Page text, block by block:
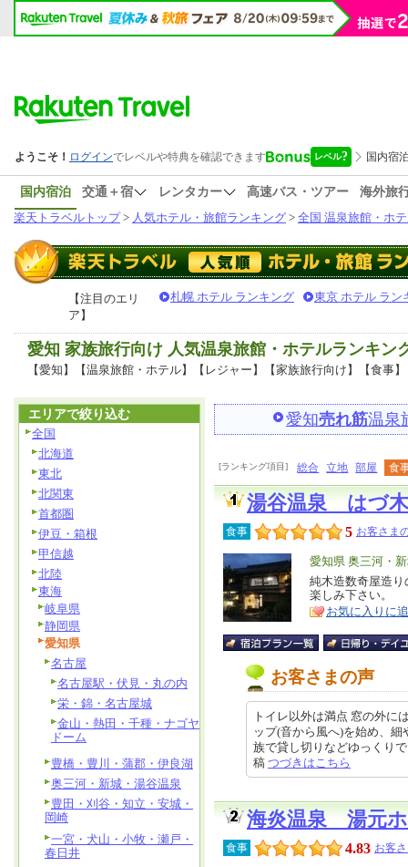
国内宿泊 交通＋宿 レンタカー 高速バス・ツアー
海外旅
楽天トラベルトップ> 人気ホテル・旅館ランキング > 全国 温泉旅館・ホ
【注目のエリ
ア】
札幌 ホテル ランキング 東京 ホテル ラン
愛知 家族旅行向け 人気温泉旅館・ホテルランキン
【愛知】【温泉旅館・ホテル】【レジャー】【家族旅行向け】【食事】
愛知売れ筋温泉
[ランキング項目] 総合 立地 部屋 食
湯谷温泉 はづ木
食事 5 お客さま
エ
リ
ア
愛知県 奥三河・
特
徴
純木造数奇屋造
楽しみ下さい。
お気に入りに
お客さまの声
トイレ以外は満点 窓の外に
ップ(音から風へ)を始め、
族で貸し切りなどゆっくり
稿 つづきはこちら
海炎温泉 湯元
食事 4.83 お客
エリアで絞り込む
全国
北海道
東北
北関東
首都圏
伊豆・箱根
甲信越
北陸
東海
岐阜県
静岡県
愛知県
名古屋
名古屋駅・伏見・丸の内
栄・錦・名古屋城
金山・熱田・千種・ナゴヤ
ドーム
豊橋・豊川・蒲郡・伊良湖
奥三河・新城・湯谷温泉
豊田・刈谷・知立・安城・
岡崎
一宮・犬山・小牧・瀬戸・
春日井